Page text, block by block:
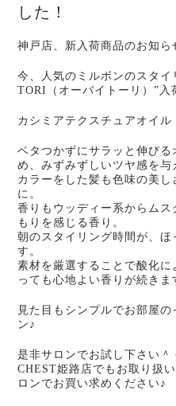
した！
神戸店、新入荷商品のお知ら
今、人気のミルボンのスタ
TORI（オーバイトーリ）”
カシミアテクスチュアオイ
ベタつかずにサラッと伸びる
め、みずみずしいツヤ感を与
カラーをした髪も色味の美
に。
香りもウッディー系からム
もりを感じる香り。
朝のスタイリング時間が、
す。
素材を厳選することで酸化
っても心地よい香りが続きま
見た目もシンプルでお部屋
ン♪
是非サロンでお試し下さい＾
CHEST姫路店でもお取り扱
ロンでお買い求めください♪